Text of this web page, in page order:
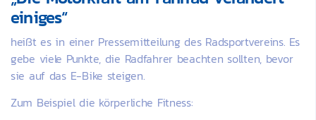
einiges“
heißt es in einer Pressemitteilung des Radsportvereins. Es
gebe viele Punkte, die Radfahrer beachten sollten, bevor
sie auf das E-Bike steigen.
Zum Beispiel die körperliche Fitness: